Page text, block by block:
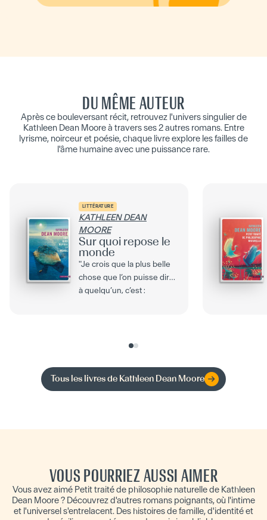
DU MÊME AUTEUR
Après ce bouleversant récit, retrouvez l'univers singulier de
Kathleen Dean Moore à travers ses 2 autres romans. Entre
lyrisme, noirceur et poésie, chaque livre explore les failles de
l'âme humaine avec une puissance rare.
LITTÉRATURE
KATHLEEN DEAN
MOORE
Sur quoi repose le
monde
"Je crois que la plus belle
chose que l’on puisse dire
à quelqu’un, c’est :
Tous les livres de Kathleen Dean Moore
VOUS POURRIEZ AUSSI AIMER
Vous avez aimé Petit traité de philosophie naturelle de Kathleen
Dean Moore ? Découvrez d'autres romans poignants, où l'intime
et l'universel s'entrelacent. Des histoires de famille, d'identité et